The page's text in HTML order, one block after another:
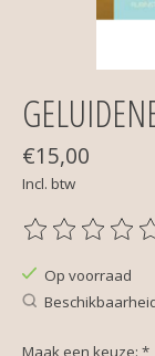
€15,00
Incl. btw
De
Op voorraad
Maak een keuze: *